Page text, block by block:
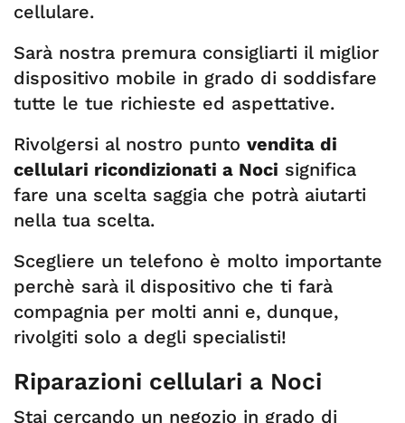
cellulare.
Sarà nostra premura consigliarti il miglior
dispositivo mobile in grado di soddisfare
tutte le tue richieste ed aspettative.
Rivolgersi al nostro punto vendita di
cellulari ricondizionati a Noci significa
fare una scelta saggia che potrà aiutarti
nella tua scelta.
Scegliere un telefono è molto importante
perchè sarà il dispositivo che ti farà
compagnia per molti anni e, dunque,
rivolgiti solo a degli specialisti!
Riparazioni cellulari a Noci
Stai cercando un negozio in grado di